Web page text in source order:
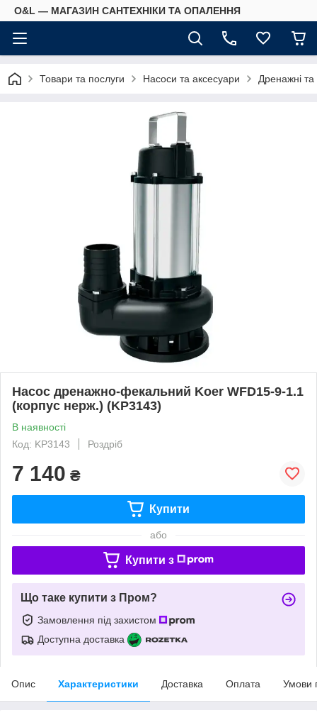
O&L — МАГАЗИН САНТЕХНІКИ ТА ОПАЛЕННЯ
Товари та послуги Насоси та аксесуари Дренажні та
Насос дренажно-фекальний Koer WFD15-9-1.1
(корпус нерж.) (KP3143)
В наявності
Код: KP3143
Роздріб
7 140 ₴
Купити
або
Купити з
Що таке купити з Пром?
Замовлення під захистом
Доступна доставка
Опис Характеристики Доставка Оплата Умови